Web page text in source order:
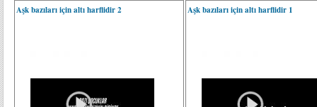
Aşk bazıları için altı harflidir 2 Aşk bazıları için altı harflidir 1